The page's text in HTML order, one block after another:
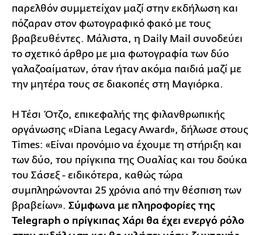
παρελθόν συμμετείχαν μαζί στην εκδήλωση και
πόζαραν στον φωτογραφικό φακό με τους
βραβευθέντες. Μάλιστα, η Daily Mail συνοδεύει
το σχετικό άρθρο με μια φωτογραφία των δύο
γαλαζοαίματων, όταν ήταν ακόμα παιδιά μαζί με
την μητέρα τους σε διακοπές στη Μαγιόρκα.
Η Τέσι Ότζο, επικεφαλής της φιλανθρωπικής
οργάνωσης «Diana Legacy Award», δήλωσε στους
Times: «Είναι προνόμιο να έχουμε τη στήριξη και
των δύο, του πρίγκιπα της Ουαλίας και του δούκα
του Σάσεξ - ειδικότερα, καθώς τώρα
συμπληρώνονται 25 χρόνια από την θέσπιση των
βραβείων». Σύμφωνα με πληροφορίες της
Telegraph ο πρίγκιπας Χάρι θα έχει ενεργό ρόλο